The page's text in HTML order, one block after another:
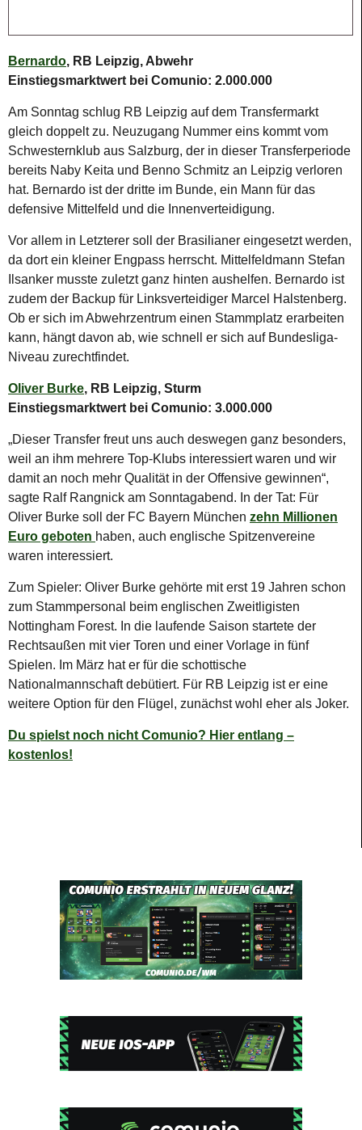
Bernardo, RB Leipzig, Abwehr
Einstiegsmarktwert bei Comunio: 2.000.000
Am Sonntag schlug RB Leipzig auf dem Transfermarkt
gleich doppelt zu. Neuzugang Nummer eins kommt vom
Schwesternklub aus Salzburg, der in dieser Transferperiode
bereits Naby Keita und Benno Schmitz an Leipzig verloren
hat. Bernardo ist der dritte im Bunde, ein Mann für das
defensive Mittelfeld und die Innenverteidigung.
Vor allem in Letzterer soll der Brasilianer eingesetzt werden,
da dort ein kleiner Engpass herrscht. Mittelfeldmann Stefan
Ilsanker musste zuletzt ganz hinten aushelfen. Bernardo ist
zudem der Backup für Linksverteidiger Marcel Halstenberg.
Ob er sich im Abwehrzentrum einen Stammplatz erarbeiten
kann, hängt davon ab, wie schnell er sich auf Bundesliga-
Niveau zurechtfindet.
Oliver Burke, RB Leipzig, Sturm
Einstiegsmarktwert bei Comunio: 3.000.000
„Dieser Transfer freut uns auch deswegen ganz besonders,
weil an ihm mehrere Top-Klubs interessiert waren und wir
damit an noch mehr Qualität in der Offensive gewinnen“,
sagte Ralf Rangnick am Sonntagabend. In der Tat: Für
Oliver Burke soll der FC Bayern München zehn Millionen
Euro geboten haben, auch englische Spitzenvereine
waren interessiert.
Zum Spieler: Oliver Burke gehörte mit erst 19 Jahren schon
zum Stammpersonal beim englischen Zweitligisten
Nottingham Forest. In die laufende Saison startete der
Rechtsaußen mit vier Toren und einer Vorlage in fünf
Spielen. Im März hat er für die schottische
Nationalmannschaft debütiert. Für RB Leipzig ist er eine
weitere Option für den Flügel, zunächst wohl eher als Joker.
Du spielst noch nicht Comunio? Hier entlang –
kostenlos!